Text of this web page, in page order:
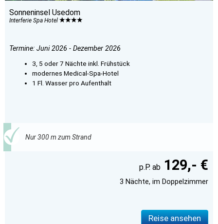
Sonneninsel Usedom
Interferie Spa Hotel
Termine: Juni 2026 - Dezember 2026
3, 5 oder 7 Nächte inkl. Frühstück
modernes Medical-Spa-Hotel
1 Fl. Wasser pro Aufenthalt
Nur 300 m zum Strand
129,- €
3 Nächte, im Doppelzimmer
Reise ansehen